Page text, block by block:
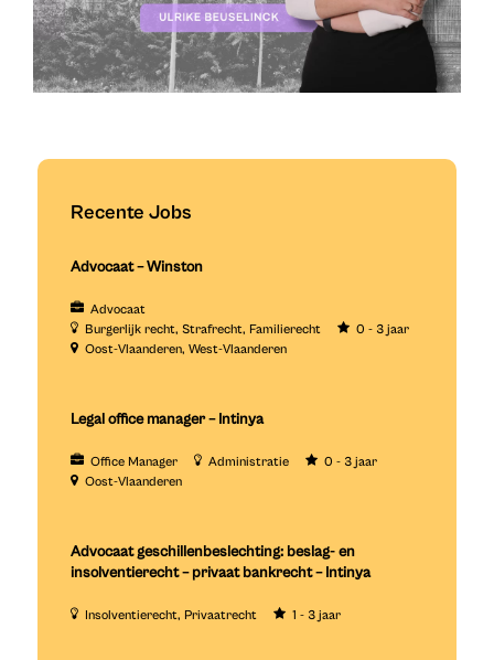
Recente Jobs
Advocaat – Winston
Advocaat
Burgerlijk recht Strafrecht Familierecht
0 - 3 jaar
Oost-Vlaanderen West-Vlaanderen
Legal office manager – Intinya
Office Manager Administratie
0 - 3 jaar
Oost-Vlaanderen
Advocaat geschillenbeslechting: beslag- en
insolventierecht – privaat bankrecht – Intinya
Insolventierecht Privaatrecht 1 - 3 jaar